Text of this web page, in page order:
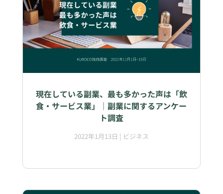
現在している副業、最も多かった声は「飲
食・サービス業」｜副業に関するアンケー
ト調査
2022年1月13日 | ビジネス